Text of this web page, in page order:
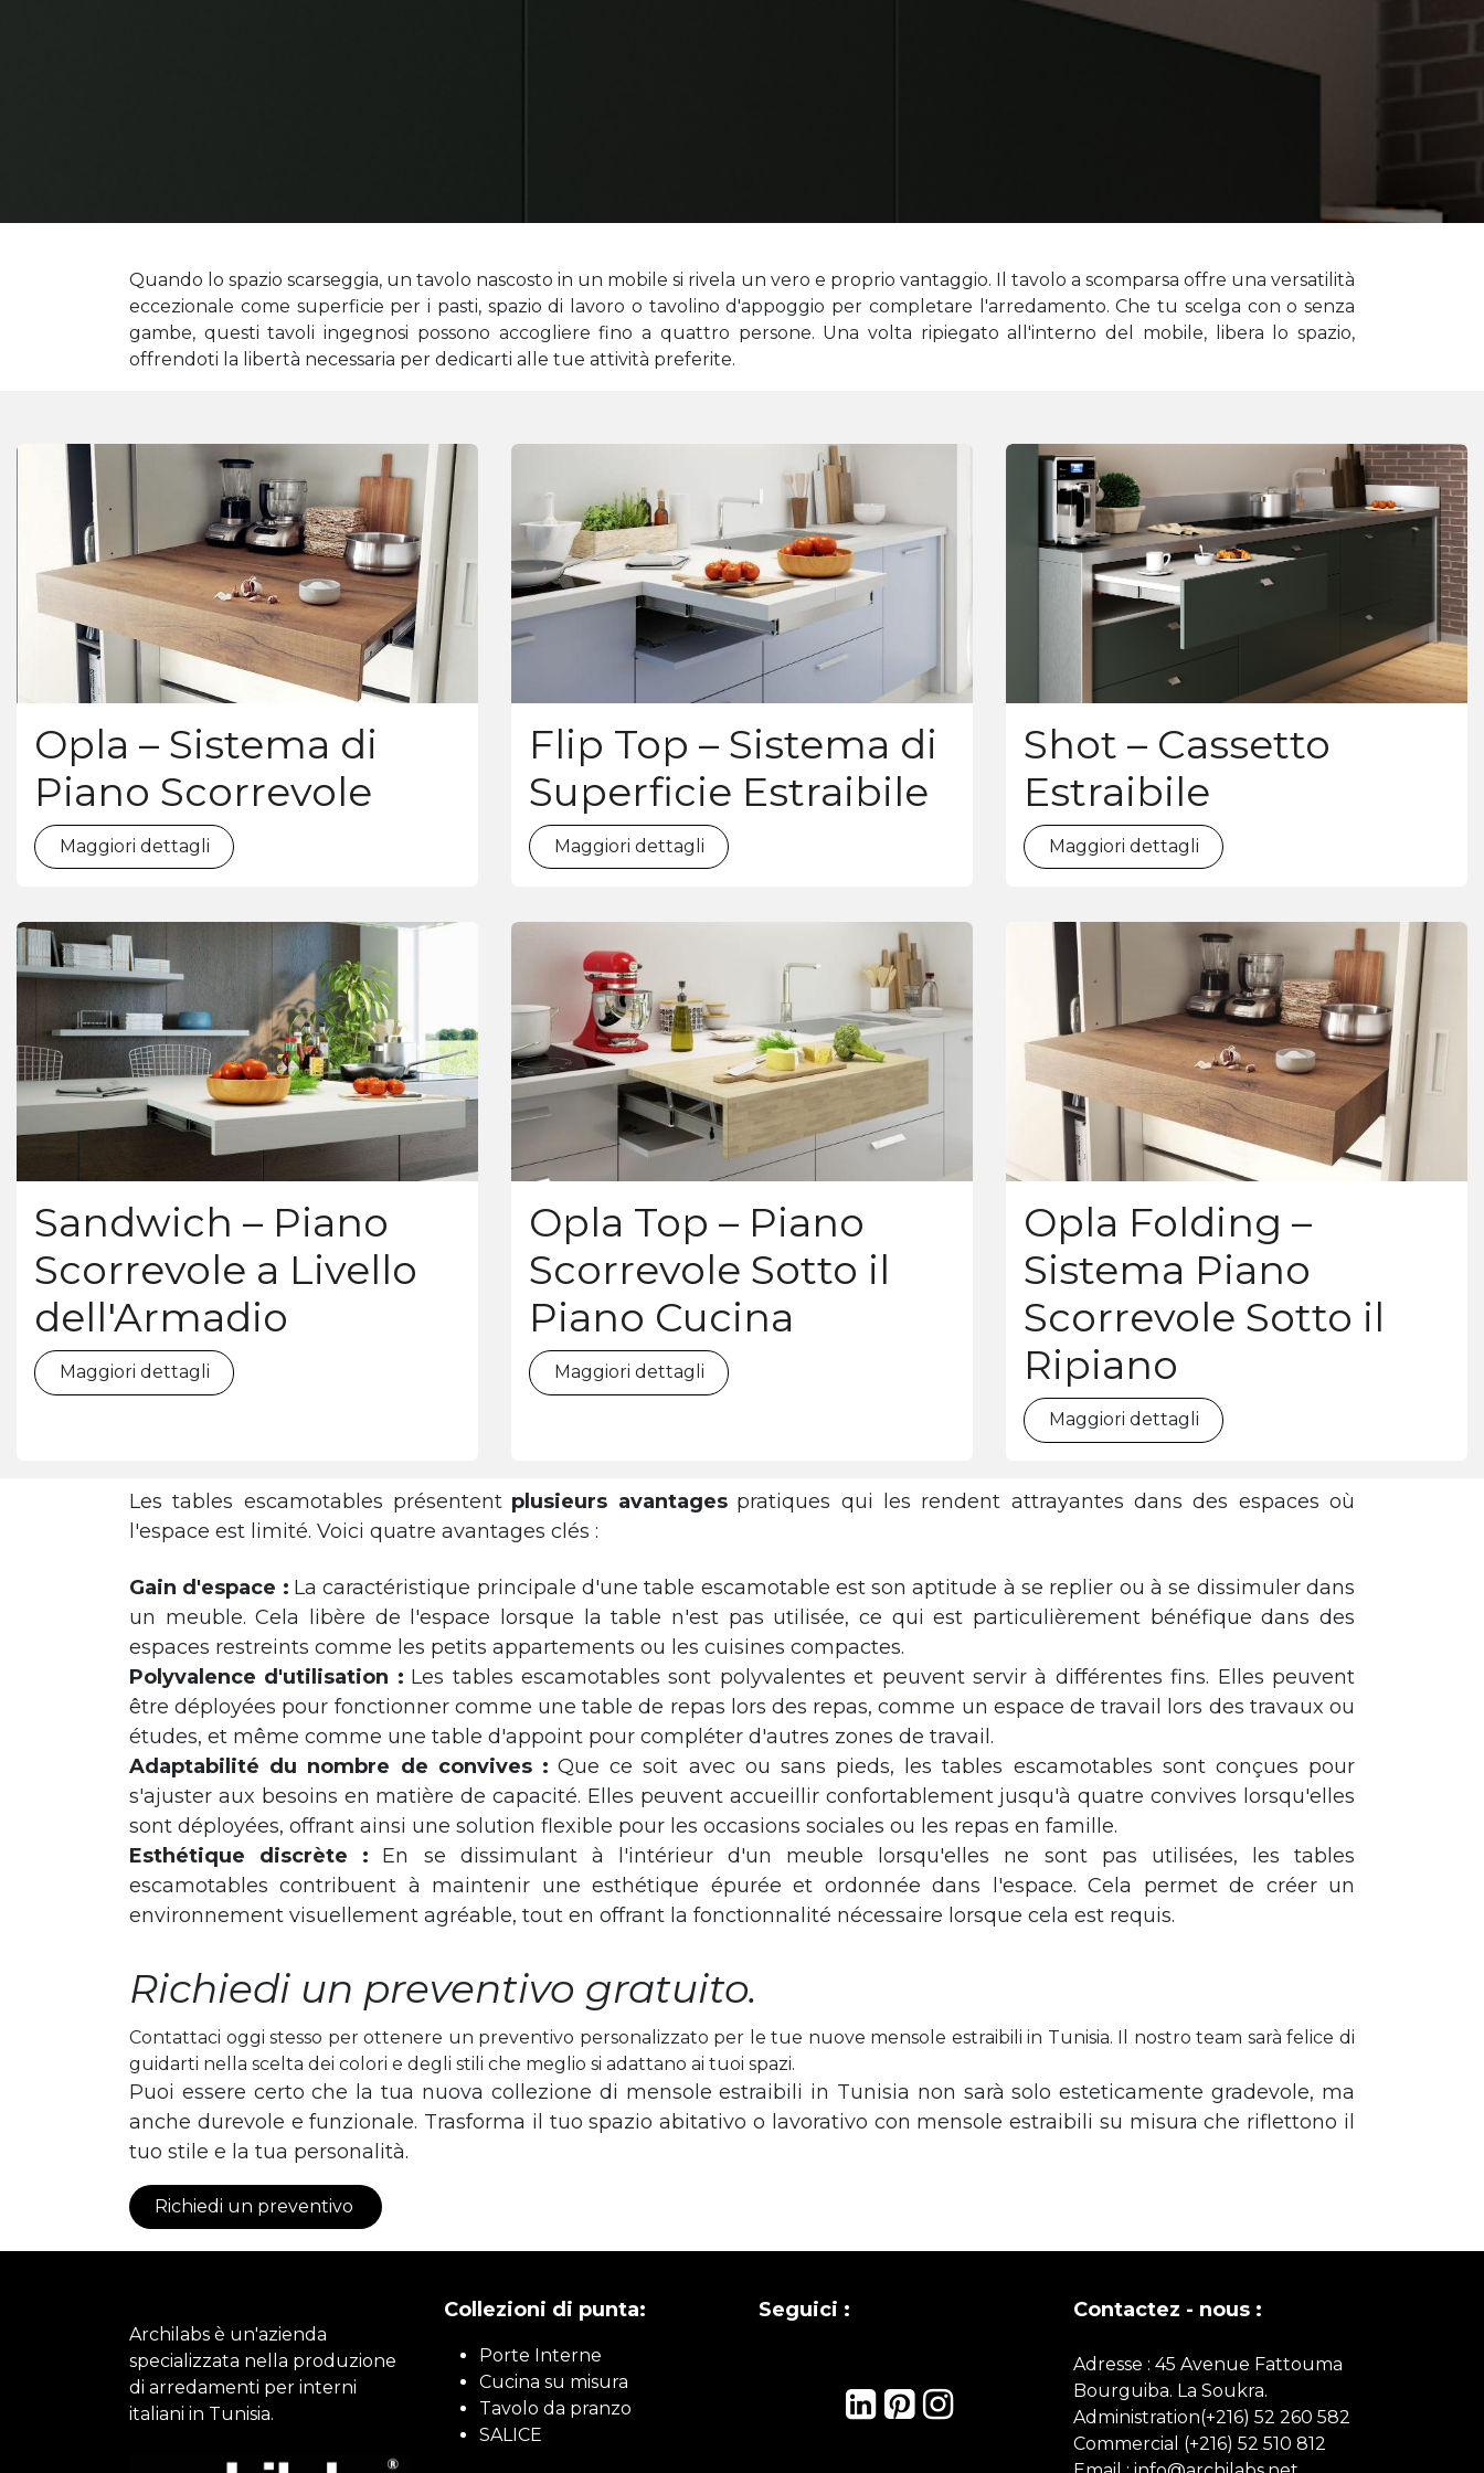
Quando lo spazio scarseggia, un tavolo nascosto in un mobile si rivela un vero e proprio vantaggio. Il tavolo a scomparsa offre una versatilità
eccezionale come superficie per i pasti, spazio di lavoro o tavolino d'appoggio per completare l'arredamento. Che tu scelga con o senza
gambe, questi tavoli ingegnosi possono accogliere fino a quattro persone. Una volta ripiegato all'interno del mobile, libera lo spazio,
offrendoti la libertà necessaria per dedicarti alle tue attività preferite.
Opla – Sistema di
Piano Scorrevole
Maggiori dettagli
Flip Top – Sistema di
Superficie Estraibile
Maggiori dettagli
Shot – Cassetto
Estraibile
Maggiori dettagli
Sandwich – Piano
Scorrevole a Livello
dell'Armadio
Maggiori dettagli
Opla Top – Piano
Scorrevole Sotto il
Piano Cucina
Maggiori dettagli
Opla Folding –
Sistema Piano
Scorrevole Sotto il
Ripiano
Maggiori dettagli
Les tables escamotables présentent plusieurs avantages pratiques qui les rendent attrayantes dans des espaces où
l'espace est limité. Voici quatre avantages clés :
Gain d'espace : La caractéristique principale d'une table escamotable est son aptitude à se replier ou à se dissimuler dans
un meuble. Cela libère de l'espace lorsque la table n'est pas utilisée, ce qui est particulièrement bénéfique dans des
espaces restreints comme les petits appartements ou les cuisines compactes.
Polyvalence d'utilisation : Les tables escamotables sont polyvalentes et peuvent servir à différentes fins. Elles peuvent
être déployées pour fonctionner comme une table de repas lors des repas, comme un espace de travail lors des travaux ou
études, et même comme une table d'appoint pour compléter d'autres zones de travail.
Adaptabilité du nombre de convives : Que ce soit avec ou sans pieds, les tables escamotables sont conçues pour
s'ajuster aux besoins en matière de capacité. Elles peuvent accueillir confortablement jusqu'à quatre convives lorsqu'elles
sont déployées, offrant ainsi une solution flexible pour les occasions sociales ou les repas en famille.
Esthétique discrète :
En se dissimulant à l'intérieur d'un meuble lorsqu'elles ne sont pas utilisées, les tables
escamotables contribuent à maintenir une esthétique épurée et ordonnée dans l'espace. Cela permet de créer un
environnement visuellement agréable, tout en offrant la fonctionnalité nécessaire lorsque cela est requis.
Richiedi un preventivo gratuito.
Contattaci oggi stesso per ottenere un preventivo personalizzato per le tue nuove mensole estraibili in Tunisia. Il nostro team sarà felice di
guidarti nella scelta dei colori e degli stili che meglio si adattano ai tuoi spazi.
Puoi essere certo che la tua nuova collezione di mensole estraibili in Tunisia non sarà solo esteticamente gradevole, ma
anche durevole e funzionale. Trasforma il tuo spazio abitativo o lavorativo con mensole estraibili su misura che riflettono il
tuo stile e la tua personalità.
Richiedi un preventivo
Archilabs è un'azienda
specializzata nella produzione
di arredamenti per interni
italiani in Tunisia.
Collezioni di punta:
Porte Interne
Cucina su misura
Tavolo da pranzo
SALICE
Seguici : Contactez - nous :
Adresse : 45 Avenue Fattouma
Bourguiba. La Soukra.
Administration(+216) 52 260 582
Commercial (+216) 52 510 812